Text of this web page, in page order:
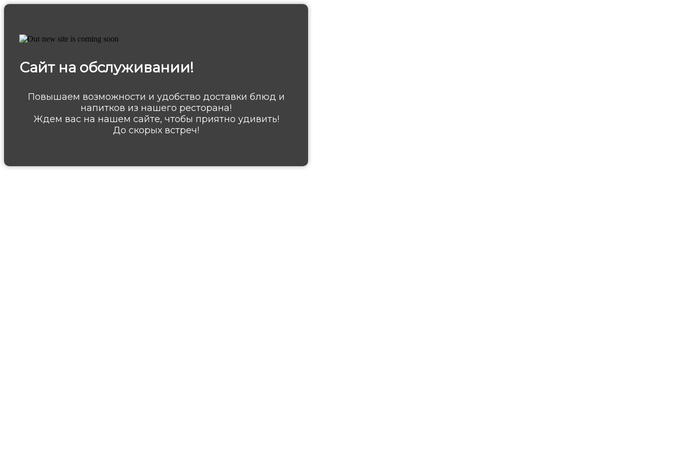
Сайт на обслуживании!
Повышаем возможности и удобство доставки блюд и
напитков из нашего ресторана!
Ждем вас на нашем сайте, чтобы приятно удивить!
До скорых встреч!